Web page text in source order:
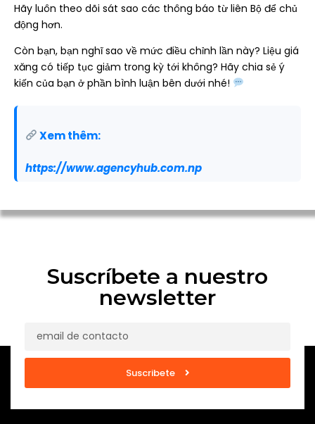
Hãy luôn theo dõi sát sao các thông báo từ liên Bộ để chủ
động hơn.
Còn bạn, bạn nghĩ sao về mức điều chỉnh lần này? Liệu giá
xăng có tiếp tục giảm trong kỳ tới không? Hãy chia sẻ ý
kiến của bạn ở phần bình luận bên dưới nhé!
Xem thêm:
https://www.agencyhub.com.np
Suscríbete a nuestro
newsletter
Suscribete